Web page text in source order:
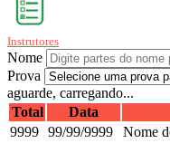
Instrutores
Nome
Prova
aguarde, carregando...
Total
Data
9999 99/99/9999 Nome